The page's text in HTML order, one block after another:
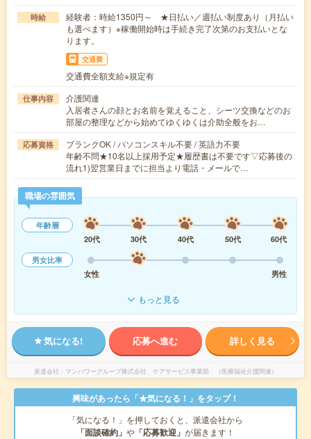
時給
経験者：時給1350円～ ★日払い／週払い制度あり（月払い
も選べます）※稼働開始時は手続き完了次第のお支払いとな
ります。
交通費
交通費全額支給※規定有
仕事内容
介護関連
入居者さんの顔とお名前を覚えること、シーツ交換などのお
部屋の整理などから始めてゆくゆくは介助全般をお…
応募資格
ブランクOK / パソコンスキル不要 / 英語力不要
年齢不問★10名以上採用予定★履歴書は不要です▽応募後の
流れ1)翌営業日までに担当より電話・メールで…
職場の雰囲気
年齢層
20代
30代 40代 50代
60代
男女比率
女性
男性
もっと見る
気になる! 応募へ進む 詳しく見る
派遣会社 マンパワーグループ株式会社 ケアサービス事業部 （医療福祉介護関連）
興味があったら「★気になる！」をタップ！
「気になる！」を押しておくと、派遣会社から
「面談確約」 や 「応募歓迎」 が届きます！